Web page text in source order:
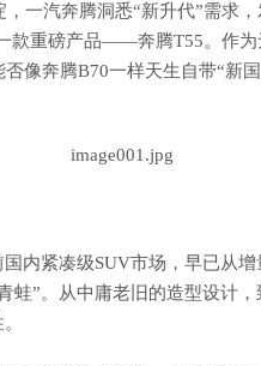
一汽奔腾洞悉“新升代”需求
款重磅产品——奔腾T55。作
像奔腾B70一样天生自带“新
内紧凑级SUV市场，早已从
蛙”。从中庸老旧的造型设计